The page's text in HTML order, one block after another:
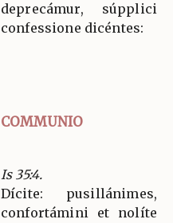
deprecámur, súpplici
confessione dicéntes:
COMMUNIO
Is 35:4.
Dícite: pusillánimes,
confortámini et nolíte